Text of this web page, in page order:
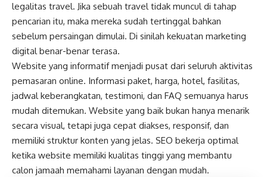
legalitas travel. Jika sebuah travel tidak muncul di tahap
pencarian itu, maka mereka sudah tertinggal bahkan
sebelum persaingan dimulai. Di sinilah kekuatan marketing
digital benar-benar terasa.
Website yang informatif menjadi pusat dari seluruh aktivitas
pemasaran online. Informasi paket, harga, hotel, fasilitas,
jadwal keberangkatan, testimoni, dan FAQ semuanya harus
mudah ditemukan. Website yang baik bukan hanya menarik
secara visual, tetapi juga cepat diakses, responsif, dan
memiliki struktur konten yang jelas. SEO bekerja optimal
ketika website memiliki kualitas tinggi yang membantu
calon jamaah memahami layanan dengan mudah.